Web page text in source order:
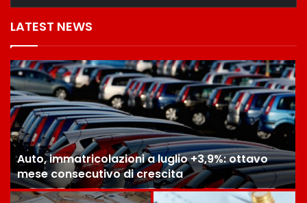
LATEST NEWS
Auto, immatricolazioni a luglio +3,9%: ottavo
mese consecutivo di crescita